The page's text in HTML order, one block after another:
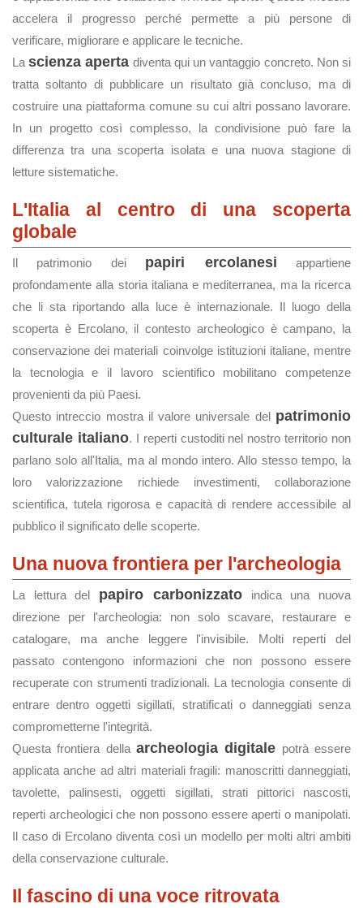
accelera il progresso perché permette a più persone di
verificare, migliorare e applicare le tecniche.
Lascienza aperta diventa qui un vantaggio concreto. Non si
tratta soltanto di pubblicare un risultato già concluso, ma di
costruire una piattaforma comune su cui altri possano lavorare.
In un progetto così complesso, la condivisione può fare la
differenza tra una scoperta isolata e una nuova stagione di
letture sistematiche.
L'Italia al centro di una scoperta
globale
Il patrimonio dei papiri ercolanesi appartiene
profondamente alla storia italiana e mediterranea, ma la ricerca
che li sta riportando alla luce è internazionale. Il luogo della
scoperta è Ercolano, il contesto archeologico è campano, la
conservazione dei materiali coinvolge istituzioni italiane, mentre
la tecnologia e il lavoro scientifico mobilitano competenze
provenienti da più Paesi.
Questo intreccio mostra il valore universale del patrimonio
culturale italiano. I reperti custoditi nel nostro territorio non
parlano solo all'Italia, ma al mondo intero. Allo stesso tempo, la
loro valorizzazione richiede investimenti, collaborazione
scientifica, tutela rigorosa e capacità di rendere accessibile al
pubblico il significato delle scoperte.
Una nuova frontiera per l'archeologia
La lettura del papiro carbonizzatoindica una nuova
direzione per l'archeologia: non solo scavare, restaurare e
catalogare, ma anche leggere l'invisibile. Molti reperti del
passato contengono informazioni che non possono essere
recuperate con strumenti tradizionali. La tecnologia consente di
entrare dentro oggetti sigillati, stratificati o danneggiati senza
comprometterne l'integrità.
Questa frontiera della archeologia digitale potrà essere
applicata anche ad altri materiali fragili: manoscritti danneggiati,
tavolette, palinsesti, oggetti sigillati, strati pittorici nascosti,
reperti archeologici che non possono essere aperti o manipolati.
Il caso di Ercolano diventa così un modello per molti altri ambiti
della conservazione culturale.
Il fascino di una voce ritrovata